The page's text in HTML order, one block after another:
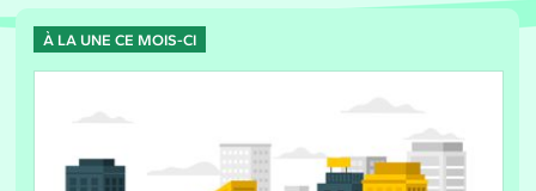
À LA UNE CE MOIS-CI